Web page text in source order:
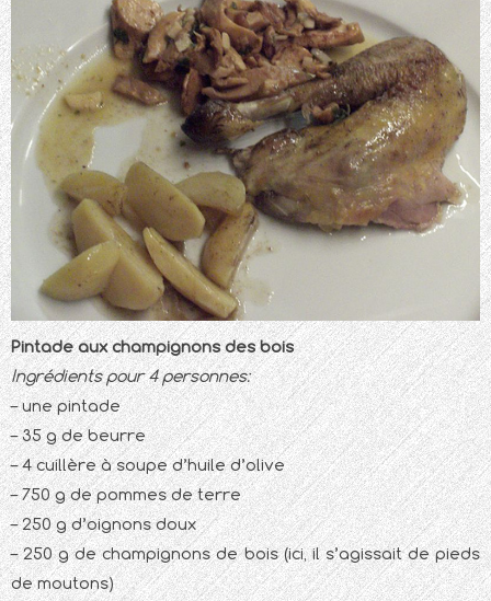
Pintade aux champignons des bois
Ingrédients pour 4 personnes:
– une pintade
– 35 g de beurre
– 4 cuillère à soupe d’huile d’olive
– 750 g de pommes de terre
– 250 g d’oignons doux
– 250 g de champignons de bois (ici, il s’agissait de pieds
de moutons)